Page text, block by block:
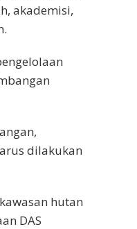
akademisi,
dilakukan
hutan
DAS